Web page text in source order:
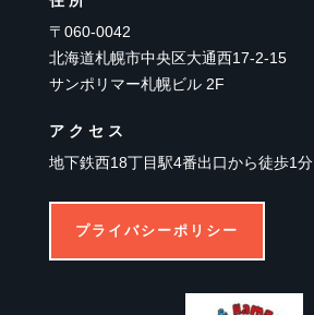
〒060-0042
北海道札幌市中央区大通西17-2-15
サンポリマー札幌ビル 2F
アクセス
地下鉄西18丁目駅4番出口から徒歩1分
プライバシーポリシー